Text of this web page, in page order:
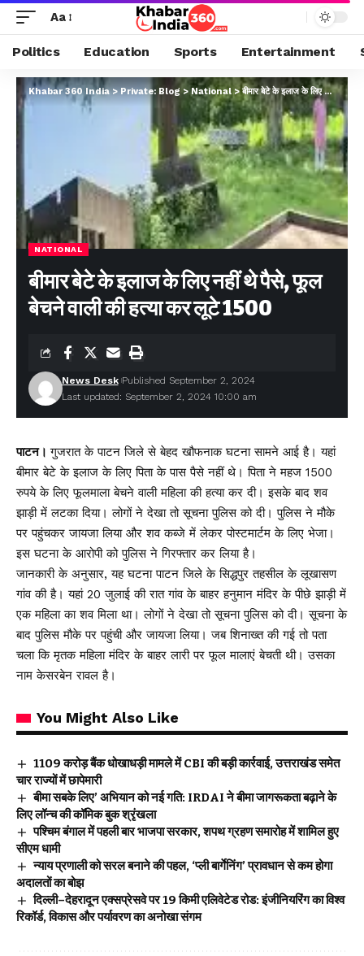
Aa
Politics Education Sports Entertainment
Khabar 360 India>Private: Blog>National>बीमार बेटे के इलाज के लिए नहीं थे पैसे, फूल बेचने वाली की हत्या कर लूटे 1500
NATIONAL
बीमार बेटे के इलाज के लिए नहीं थे पैसे, फूल
बेचने वाली की हत्या कर लूटे 1500
Last updated: September 2, 2024 10:00 am
News Desk Published September 2, 2024
पाटन।गुजरात के पाटन जिले से बेहद खौफनाक घटना सामने आई है। यहां
बीमार बेटे के इलाज के लिए पिता के पास पैसे नहीं थे। पिता ने महज 1500
रुपये के लिए फूलमाला बेचने वाली महिला की हत्या कर दी। इसके बाद शव
झाड़ी में लटका दिया। लोगों ने देखा तो सूचना पुलिस को दी। पुलिस ने मौके
पर पहुंचकर जायजा लिया और शव कब्जे में लेकर पोस्टमार्टम के लिए भेजा।
इस घटना के आरोपी को पुलिस ने गिरफ्तार कर लिया है।
जानकारी के अनुसार, यह घटना पाटन जिले के सिद्धपुर तहसील के लूखासण
गांव की है। यहां 20 जुलाई की रात गांव के बाहर हनुमान मंदिर के पीछे झाड़ी में
एक महिला का शव मिला था। लोगों ने देखा तो सूचना पुलिस को दी। सूचना के
बाद पुलिस मौके पर पहुंची और जायजा लिया। जब शिनाख्त की गई तो पता
चला कि मृतक महिला मंदिर के बाहर लारी पर फूल मालाएं बेचती थी। उसका
नाम केसरबेन रावल है।
You Might Also Like
₹1109 करोड़ बैंक धोखाधड़ी मामले में CBI की बड़ी कार्रवाई, उत्तराखंड समेत
चार राज्यों में छापेमारी
बीमा सबके लिए’ अभियान को नई गति: IRDAI ने बीमा जागरूकता बढ़ाने के
लिए लॉन्च की कॉमिक बुक श्रृंखला
पश्चिम बंगाल में पहली बार भाजपा सरकार, शपथ ग्रहण समारोह में शामिल हुए
सीएम धामी
न्याय प्रणाली को सरल बनाने की पहल, ‘प्ली बार्गेनिंग’ प्रावधान से कम होगा
अदालतों का बोझ
दिल्ली–देहरादून एक्सप्रेसवे पर 19 किमी एलिवेटेड रोड: इंजीनियरिंग का विश्व
रिकॉर्ड, विकास और पर्यावरण का अनोखा संगम